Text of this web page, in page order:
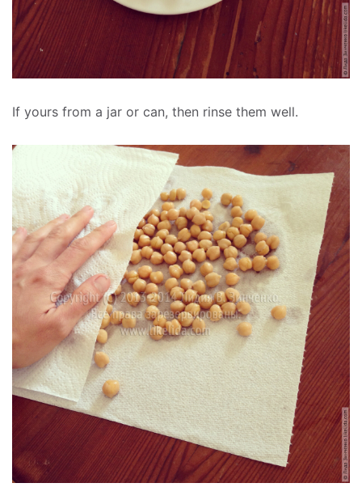
If yours from a jar or can, then rinse them well.